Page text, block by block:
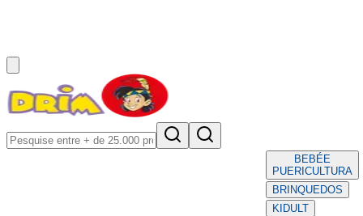
BEBÉE
PUERICULTURA
BRINQUEDOS
KIDULT